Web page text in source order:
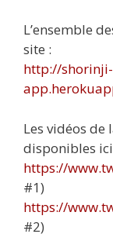
L’ensemble
site :
http://
Les vidéos
disponibles
https://
#1)
https://
#2)